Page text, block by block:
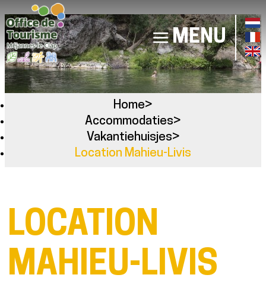
MENU
Home>
Accommodaties>
Vakantiehuisjes>
Location Mahieu-Livis
LOCATION
MAHIEU-LIVIS